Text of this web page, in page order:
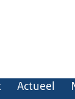
Actueel